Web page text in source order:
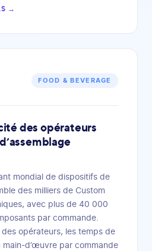
→
FOOD & BEVERAGE
des opérateurs
mondial de dispositifs de
des milliers de Custom
avec plus de 40 000
par commande.
des opérateurs, les temps de
d’œuvre par commande